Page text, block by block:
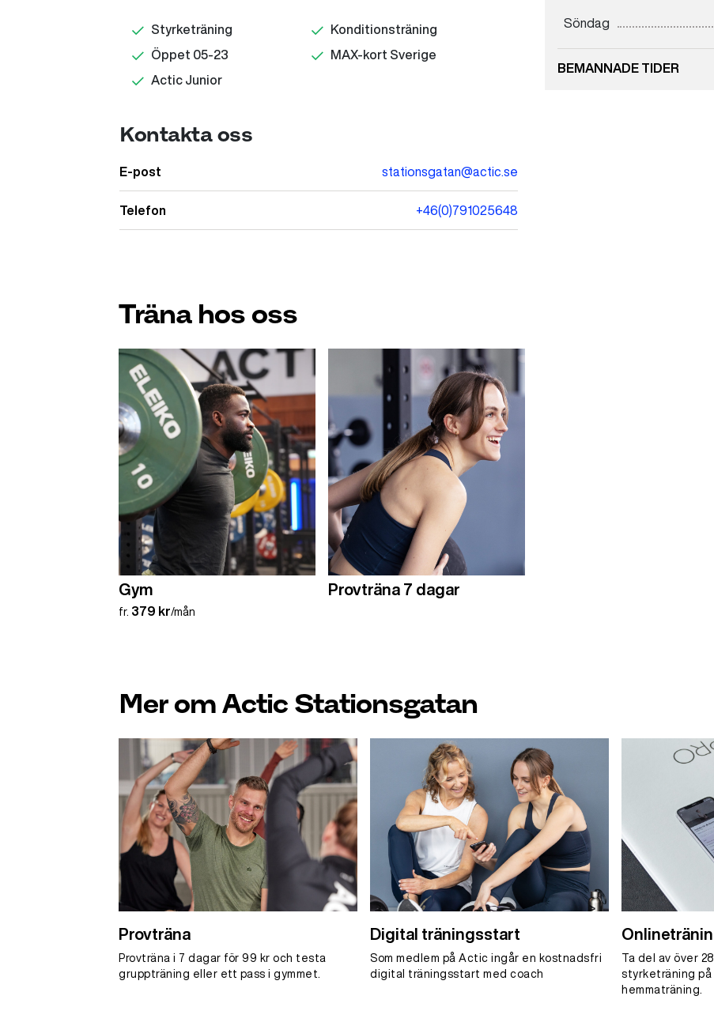
Styrketräning
Konditionsträning
Öppet 05-23
MAX-kort Sverige
Actic Junior
Kontakta oss
E-post stationsgatan@actic.se
Telefon +46(0)791025648
Söndag
BEMANNADE TIDER
Träna hos oss
Gym
fr. 379 kr/mån
Provträna 7 dagar
Mer om Actic Stationsgatan
Provträna
Provträna i 7 dagar för 99 kr och testa
gruppträning eller ett pass i gymmet.
Digital träningsstart
Som medlem på Actic ingår en kostnadsfri
digital träningsstart med coach
Ta del av över
styrketräning på
hemmaträning.